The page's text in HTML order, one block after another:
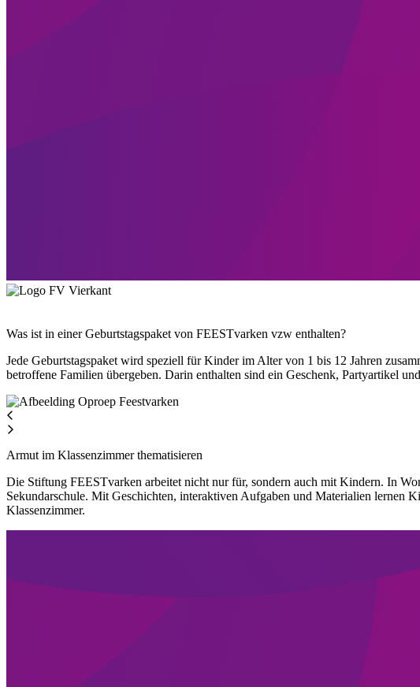
Was ist in einer Geburtstagspaket von FEESTvarken vzw enthalten?
Jede Geburtstagspaket wird speziell für Kinder im Alter von 1 bis 12 Jahren
betroffene Familien übergeben. Darin enthalten sind ein Geschenk, Partyartikel
Armut im Klassenzimmer thematisieren
Die Stiftung FEESTvarken arbeitet nicht nur für, sondern auch mit Kindern. In
Sekundarschule. Mit Geschichten, interaktiven Aufgaben und Materialien lernen
Klassenzimmer.